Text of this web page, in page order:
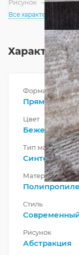
Рисунок —
Все характеристики
Форма
Цвет
Бежевый,
Тип материала
Материал
Стиль
Рисунок
Абстракция